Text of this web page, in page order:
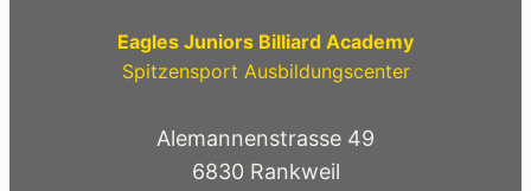
Eagles Juniors Billiard Academy
Spitzensport Ausbildungscenter
Alemannenstrasse 49
6830 Rankweil